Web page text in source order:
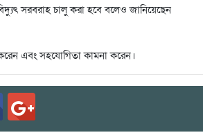
সরবরাহ চালু করা হবে বলেও জানিয়েছেন
এবং সহযোগিতা কামনা করেন।